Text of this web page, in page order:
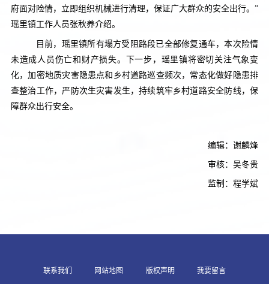
府面对险情，立即组织机械进行清理，保证广大群众的安全出行。”
瑶里镇工作人员张秋养介绍。
目前，瑶里镇所有塌方受阻路段已全部修复通车，本次险情
未造成人员伤亡和财产损失。下一步，瑶里镇将密切关注气象变
化，加密地质灾害隐患点和乡村道路巡查频次，常态化做好隐患排
查整治工作，严防次生灾害发生，持续筑牢乡村道路安全防线，保
障群众出行安全。
编辑：谢麟烽
审核：吴冬贵
监制：程学斌
联系我们 网站地图 版权声明 我要留言